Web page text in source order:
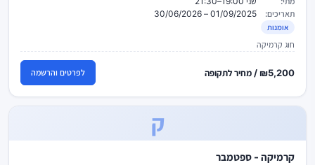
תאריכים:
01/09/2025 – 30/06/2026
אומנות
חוג קרמיקה
₪5,200 / מחיר לתקופה לפרטים והרשמה
ק
קרמיקה - ספטמבר